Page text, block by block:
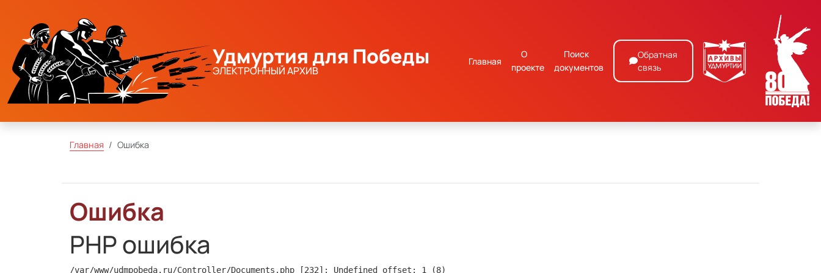
Удмуртия для Победы
ЭЛЕКТРОННЫЙ АРХИВ
Главная
О
проекте
Поиск
документов
Обратная
связь
Главная Ошибка
Ошибка
PHP ошибка
/var/www/udmpobeda.ru/Controller/Documents.php [232]: Undefined offset: 1 (8)